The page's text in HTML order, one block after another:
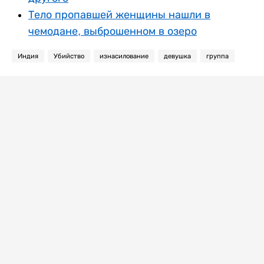
Тело пропавшей женщины нашли в
чемодане, выброшенном в озеро
Индия Убийство изнасилование девушка группа